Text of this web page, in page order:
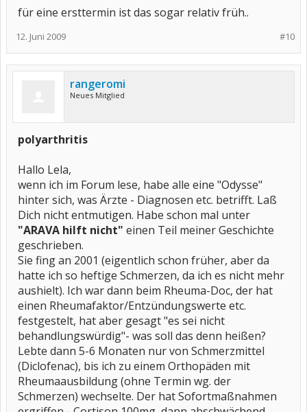
für eine ersttermin ist das sogar relativ früh..
#10
12. Juni 2009
rangeromi
Neues Mitglied
polyarthritis
Hallo Lela,
wenn ich im Forum lese, habe alle eine "Odysse"
hinter sich, was Ärzte - Diagnosen etc. betrifft. Laß
Dich nicht entmutigen. Habe schon mal unter
"ARAVA hilft nicht" einen Teil meiner Geschichte
geschrieben.
Sie fing an 2001 (eigentlich schon früher, aber da
hatte ich so heftige Schmerzen, da ich es nicht mehr
aushielt). Ich war dann beim Rheuma-Doc, der hat
einen Rheumafaktor/Entzündungswerte etc.
festgestelt, hat aber gesagt "es sei nicht
behandlungswürdig"- was soll das denn heißen?
Lebte dann 5-6 Monaten nur von Schmerzmittel
(Diclofenac), bis ich zu einem Orthopäden mit
Rheumaausbildung (ohne Termin wg. der
Schmerzen) wechselte. Der hat Sofortmaßnahmen